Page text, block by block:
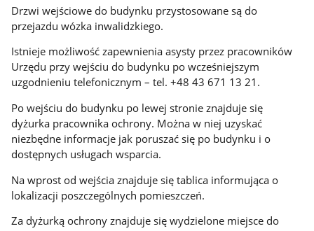
Drzwi wejściowe do budynku przystosowane są do
przejazdu wózka inwalidzkiego.
Istnieje możliwość zapewnienia asysty przez pracowników
Urzędu przy wejściu do budynku po wcześniejszym
uzgodnieniu telefonicznym – tel. +48 43 671 13 21.
Po wejściu do budynku po lewej stronie znajduje się
dyżurka pracownika ochrony. Można w niej uzyskać
niezbędne informacje jak poruszać się po budynku i o
dostępnych usługach wsparcia.
Na wprost od wejścia znajduje się tablica informująca o
lokalizacji poszczególnych pomieszczeń.
Za dyżurką ochrony znajduje się wydzielone miejsce do